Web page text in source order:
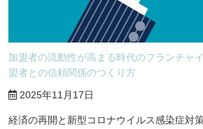
加盟者の流動性が高まる時代のフランチャ
盟者との信頼関係のつくり方
2025年11月17日
経済の再開と新型コロナウイルス感染症対